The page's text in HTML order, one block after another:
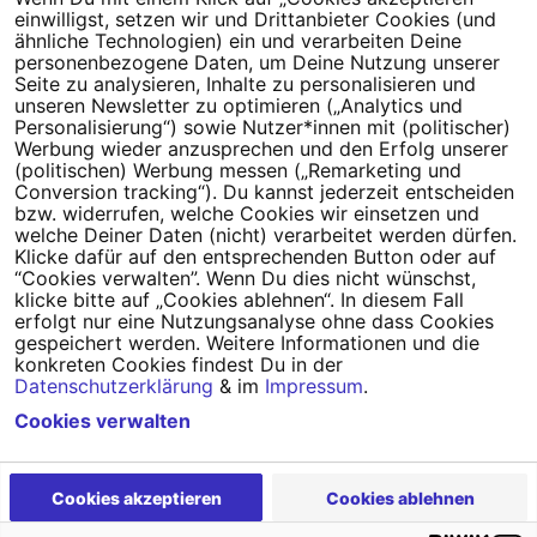
Tipps für deine Petition
Darum WeAct
Partnerprogramm
Erfolgreiche Petitionen
FAQs
Nutzungsbedingungen
Datenschutz
Impressum
Cookie-Einstellungen
Powered byCampact
einwilligst, setzen wir und Drittanbieter Cookies (und
ähnliche Technologien) ein und verarbeiten Deine
personenbezogene Daten, um Deine Nutzung unserer
Seite zu analysieren, Inhalte zu personalisieren und
unseren Newsletter zu optimieren („Analytics und
Personalisierung“) sowie Nutzer*innen mit (politischer)
Werbung wieder anzusprechen und den Erfolg unserer
(politischen) Werbung messen („Remarketing und
Conversion tracking“). Du kannst jederzeit entscheiden
bzw. widerrufen, welche Cookies wir einsetzen und
welche Deiner Daten (nicht) verarbeitet werden dürfen.
Klicke dafür auf den entsprechenden Button oder auf
“Cookies verwalten”. Wenn Du dies nicht wünschst,
klicke bitte auf „Cookies ablehnen“. In diesem Fall
erfolgt nur eine Nutzungsanalyse ohne dass Cookies
gespeichert werden. Weitere Informationen und die
konkreten Cookies findest Du in der
Datenschutzerklärung & im Impressum.
Cookies akzeptieren Cookies ablehnen
Cookies verwalten